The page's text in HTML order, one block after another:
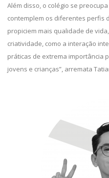
Além disso, o colégio se
contemplem os diferentes perfis
propiciem mais qualidade de
criatividade, como a interação
práticas de extrema importância
jovens e crianças”, arremata